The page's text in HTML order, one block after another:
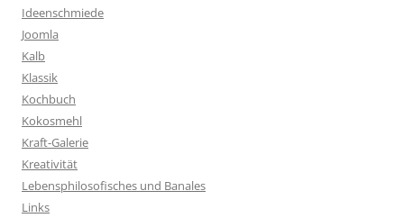
Ideenschmiede
Joomla
Kalb
Klassik
Kochbuch
Kokosmehl
Kraft-Galerie
Kreativität
Lebensphilosofisches und Banales
Links